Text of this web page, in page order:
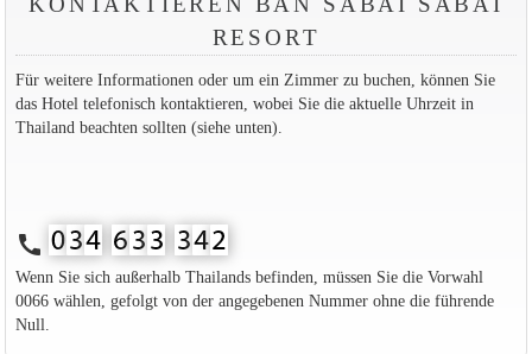
RESORT
Für weitere Informationen oder um ein Zimmer zu buchen, können Sie
das Hotel telefonisch kontaktieren, wobei Sie die aktuelle Uhrzeit in
Thailand beachten sollten (siehe unten).
call
Wenn Sie sich außerhalb Thailands befinden, müssen Sie die Vorwahl
0066 wählen, gefolgt von der angegebenen Nummer ohne die führende
Null.